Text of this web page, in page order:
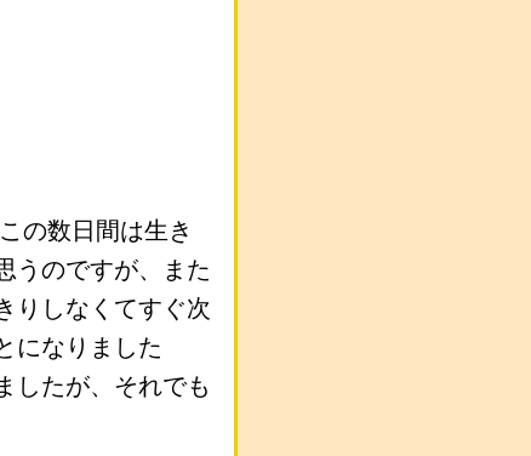
の数日間は生き
うのですが、また
りしなくてすぐ次
になりました
したが、それでも